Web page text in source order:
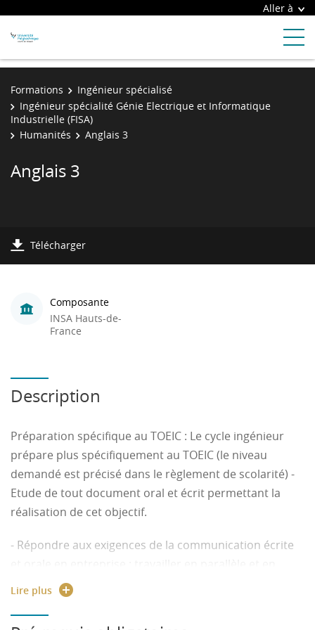
Aller à
Formations
Ingénieur spécialisé
Ingénieur spécialité Génie Electrique et Informatique
Industrielle (FISA)
Humanités
Anglais 3
Anglais 3
Télécharger
Composante
INSA Hauts-de-
France
Description
Préparation spécifique au TOEIC : Le cycle ingénieur
prépare plus spécifiquement au TOEIC (le niveau
demandé est précisé dans le règlement de scolarité) -
Etude de tout document oral et écrit permettant la
réalisation de cet objectif.
- Répondre aux exigences de la communication écrite
synergie les 4 compétences (CO, CE, PO, PE) en
s’appuyant sur des documents authentiques avec
différents accents pour avoir connaissance de la
Lire plus